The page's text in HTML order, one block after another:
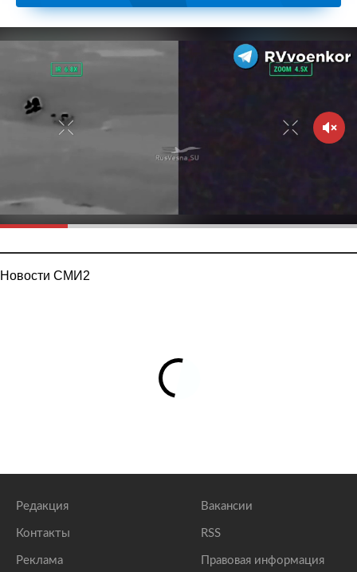
Новости СМИ2
Редакция
Контакты
Реклама
Вакансии
RSS
Правовая информация